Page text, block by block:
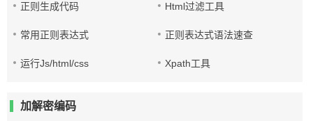
正则生成代码 Html过滤工具
常用正则表达式 正则表达式语法速查
运行Js/html/css Xpath工具
加解密编码